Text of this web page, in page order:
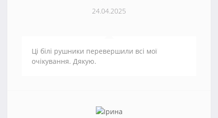
24.04.2025
Ці білі рушники перевершили всі мої
очікування. Дякую.